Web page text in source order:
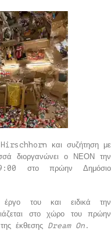
Hirschhorn και συζήτηση με
διοργανώνει ο ΝΕΟΝ την
στο πρώην Δημόσιο
του και ειδικά την
στο χώρο του πρώην
έκθεσης Dream On .